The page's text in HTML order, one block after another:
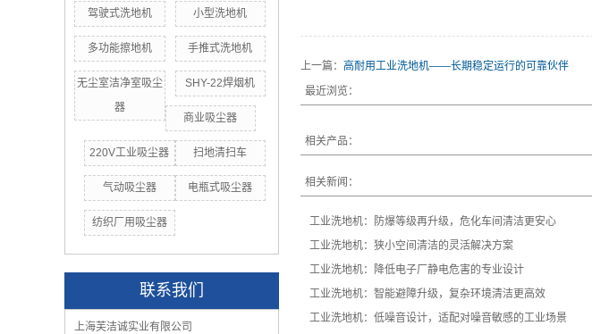
驾驶式洗地机 小型洗地机
多功能擦地机 手推式洗地机
无尘室洁净室吸尘
器
SHY-22焊烟机
商业吸尘器
220V工业吸尘器 扫地清扫车
气动吸尘器 电瓶式吸尘器
纺织厂用吸尘器
联系我们
上海芙洁诚实业有限公司
上一篇： 高耐用工业洗地机——长期稳定运行的可靠伙伴
最近浏览：
相关产品：
相关新闻：
工业洗地机：防爆等级再升级，危化车间清洁更安心
工业洗地机：狭小空间清洁的灵活解决方案
工业洗地机：降低电子厂静电危害的专业设计
工业洗地机：智能避障升级，复杂环境清洁更高效
工业洗地机：低噪音设计，适配对噪音敏感的工业场景